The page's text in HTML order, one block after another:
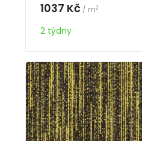
1037 Kč / m2
2 týdny